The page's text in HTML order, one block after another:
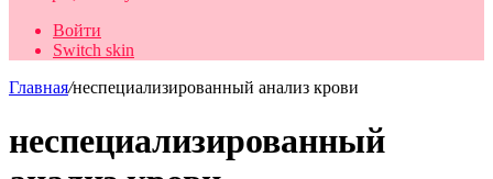
Войти
Switch skin
Главная/неспециализированный анализ крови
неспециализированный